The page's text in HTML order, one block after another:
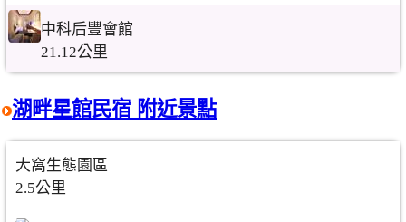
中科后豐會館
21.12公里
湖畔星館民宿 附近景點
大窩生態園區
2.5公里